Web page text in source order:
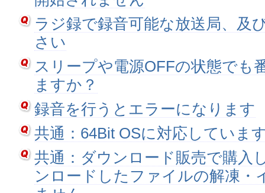
ラジ録で録音可能な放送局、及
さい
スリープや電源OFFの状態でも
ますか？
録音を行うとエラーになります
共通：64Bit OSに対応していま
共通：ダウンロード販売で購入
ンロードしたファイルの解凍・